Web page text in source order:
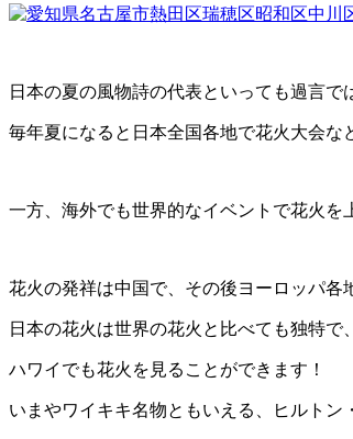
日本の夏の風物詩の代表といっても過言で
毎年夏になると日本全国各地で花火大会な
一方、海外でも世界的なイベントで花火を
花火の発祥は中国で、その後ヨーロッパ各
日本の花火は世界の花火と比べても独特で
ハワイでも花火を見ることができます！
いまやワイキキ名物ともいえる、ヒルトン